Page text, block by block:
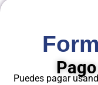
Puedes pagar